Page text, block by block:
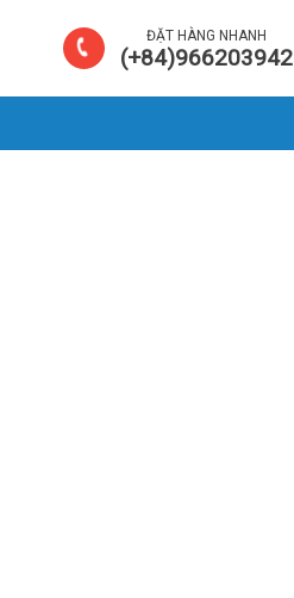
ĐẶT HÀNG NHANH
(+84)966203942